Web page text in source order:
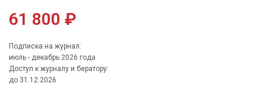
61 800 ₽
Подписка на журнал:
июль - декабрь 2026 года
Доступ к журналу и бератору:
до 31.12.2026